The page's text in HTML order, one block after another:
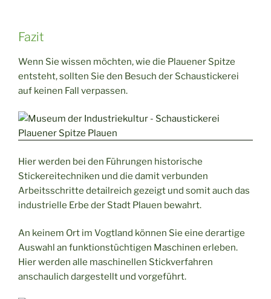
Fazit
Wenn Sie wissen möchten, wie die Plauener Spitze
entsteht, sollten Sie den Besuch der Schaustickerei
auf keinen Fall verpassen.
Hier werden bei den Führungen historische
Stickereitechniken und die damit verbunden
Arbeitsschritte detailreich gezeigt und somit auch das
industrielle Erbe der Stadt Plauen bewahrt.
An keinem Ort im Vogtland können Sie eine derartige
Auswahl an funktionstüchtigen Maschinen erleben.
Hier werden alle maschinellen Stickverfahren
anschaulich dargestellt und vorgeführt.